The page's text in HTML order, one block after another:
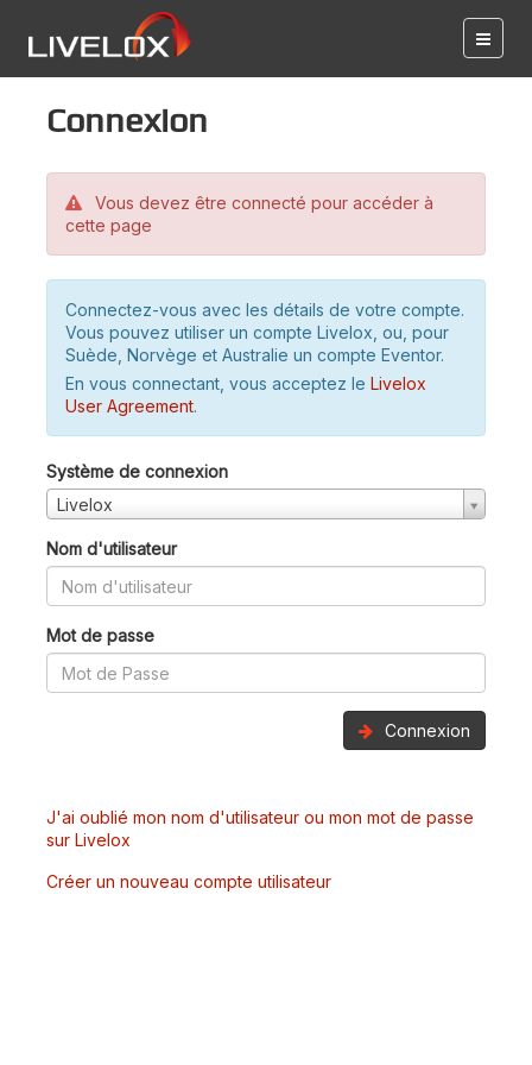
Connexion
Vous devez être connecté pour accéder à
cette page
Connectez-vous avec les détails de votre compte.
Vous pouvez utiliser un compte Livelox, ou, pour
Suède, Norvège et Australie un compte Eventor.
En vous connectant, vous acceptez le Livelox
User Agreement.
Système de connexion
Livelox
Nom d'utilisateur
Mot de passe
Connexion
J'ai oublié mon nom d'utilisateur ou mon mot de passe
sur Livelox
Créer un nouveau compte utilisateur